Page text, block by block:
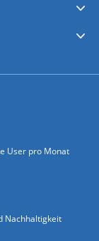
User pro Monat
Nachhaltigkeit